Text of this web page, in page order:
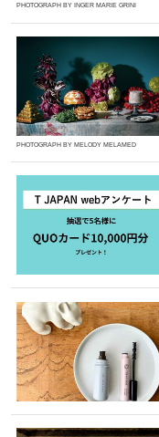
PHOTOGRAPH BY INGER MARIE GRINI
PHOTOGRAPH BY MELODY MELAMED